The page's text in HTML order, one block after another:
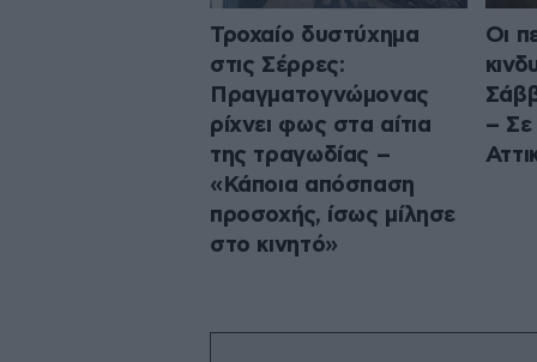
Τροχαίο δυστύχημα
στις Σέρρες:
Πραγματογνώμονας
ρίχνει φως στα αίτια
της τραγωδίας –
«Κάποια απόσπαση
προσοχής, ίσως μίλησε
στο κινητό»
Οι
– Σε